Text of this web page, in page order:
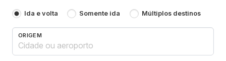
Ida e volta Somente ida Múltiplos destinos
ORIGEM